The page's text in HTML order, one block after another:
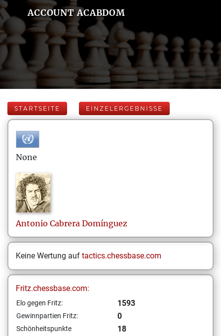
ACCOUNT ACABDOM
STARTSEITE EINZELERGEBNISSE
None
Antonio Cabrera Domínguez
Keine Wertung auf tactics.chessbase.com
Fritz.chessbase.com:
Elo gegen Fritz: 1593
Gewinnpartien Fritz: 0
Schönheitspunkte
18